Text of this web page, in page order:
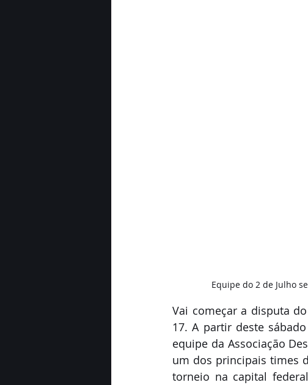
Equipe do 2 de Julho
Vai começar a disputa
17. A partir deste
equipe da Associação
um dos principais times
torneio na capital